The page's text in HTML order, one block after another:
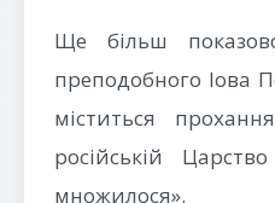
Ще більш
преподобного Іова
міститься
російській
множилося».